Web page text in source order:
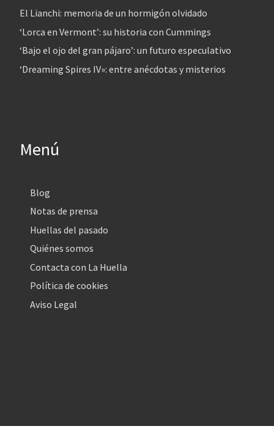
El Lianchi: memoria de un hormigón olvidado
‘Lorca en Vermont’: su historia con Cummings
‘Bajo el ojo del gran pájaro’: un futuro especulativo
‘Dreaming Spires IV»: entre anécdotas y misterios
Menú
Blog
Notas de prensa
Huellas del pasado
Quiénes somos
Contacta con La Huella
Política de cookies
Aviso Legal